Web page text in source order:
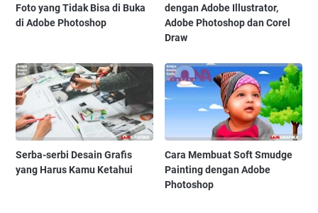
Foto yang Tidak Bisa di Buka
di Adobe Photoshop
dengan Adobe Illustrator,
Adobe Photoshop dan Corel
Draw
Serba-serbi Desain Grafis
yang Harus Kamu Ketahui
Cara Membuat Soft Smudge
Painting dengan Adobe
Photoshop